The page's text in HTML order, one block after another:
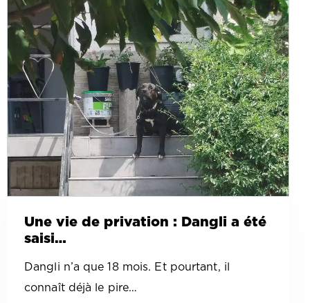
Une vie de privation : Dangli a été
saisi…
Dangli n’a que 18 mois. Et pourtant, il
connaît déjà le pire…